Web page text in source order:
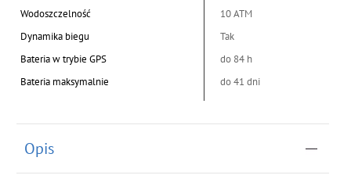
Wodoszczelność
10 ATM
Dynamika biegu
Tak
Bateria w trybie GPS
do 84 h
Bateria maksymalnie
do 41 dni
Opis